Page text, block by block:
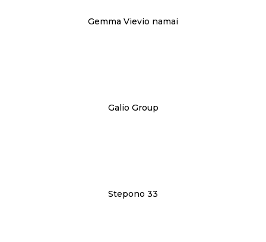
Gemma Vievio namai
Galio Group
Stepono 33